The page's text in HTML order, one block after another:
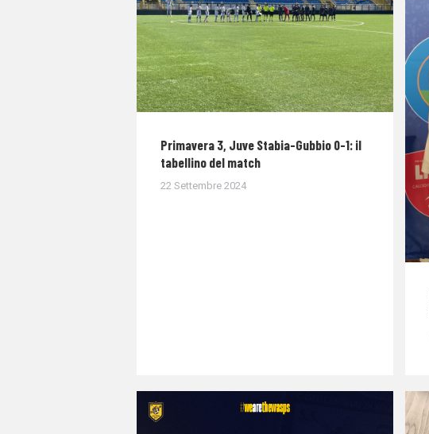
Primavera 3, Juve Stabia-Gubbio 0-1: il
tabellino del match
22 Settembre 2024